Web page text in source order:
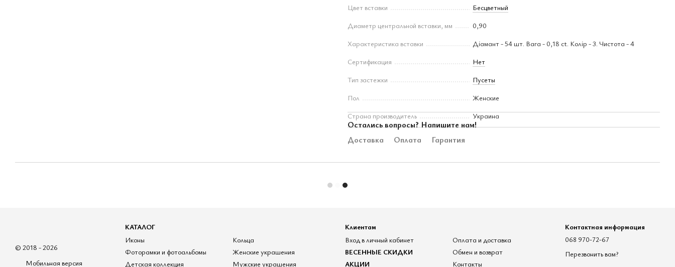
Цвет вставки
Бесцветный
Диаметр центральной вставки, мм
0,90
Характеристика вставки
Діамант - 54 шт. Вага - 0,18 ct. Колір - 3. Чистота - 4
Сертификация
Нет
Тип застежки
Пусеты
Пол
Женские
Страна производитель
Украина
Остались вопросы? Напишите нам!
Доставка
Оплата Гарантия
© 2018 - 2026
Мобильная версия
КАТАЛОГ
Иконы
Фоторамки и фотоальбомы
Детская коллекция
Кольца
Женские украшения
Мужские украшения
Клиентам
Вход в личный кабинет
ВЕСЕННЫЕ СКИДКИ
АКЦИИ
Оплата и доставка
Обмен и возврат
Контакты
Контактная информация
068 970-72-67
Перезвонить вам?